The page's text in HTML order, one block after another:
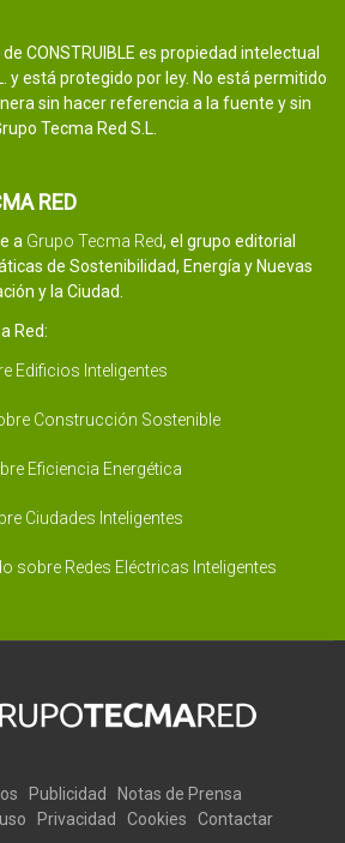
CONSTRUIBLE es propiedad intelectual
y está protegido por ley. No está permitido
sin hacer referencia a la fuente y sin
Tecma Red S.L.
RED
a Grupo Tecma Red, el grupo editorial
de Sostenibilidad, Energía y Nuevas
y la Ciudad.
Red:
Edificios Inteligentes
Construcción Sostenible
Eficiencia Energética
Ciudades Inteligentes
sobre Redes Eléctricas Inteligentes
Publicidad
Notas de Prensa
Privacidad Cookies Contactar